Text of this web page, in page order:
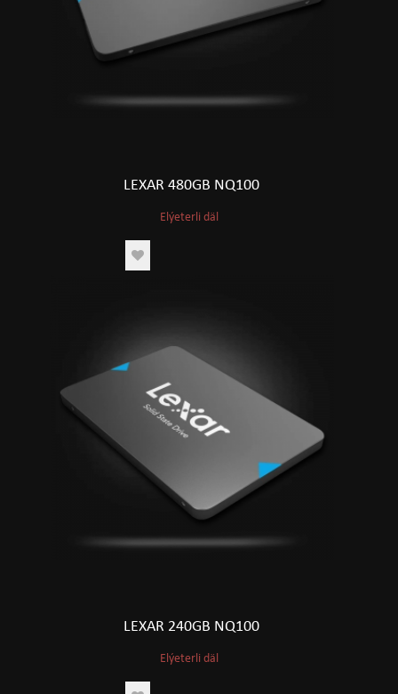
LEXAR 480GB NQ100
Elýeterli däl
LEXAR 240GB NQ100
Elýeterli däl